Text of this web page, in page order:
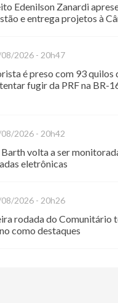
Edenilson Zanardi
e entrega projetos à
2026 - 20h47
é preso com 93 quilos
fugir da PRF na BR-
2026 - 20h42
volta a ser
eletrônicas
2026 - 20h26
rodada do Comunitário
como destaques